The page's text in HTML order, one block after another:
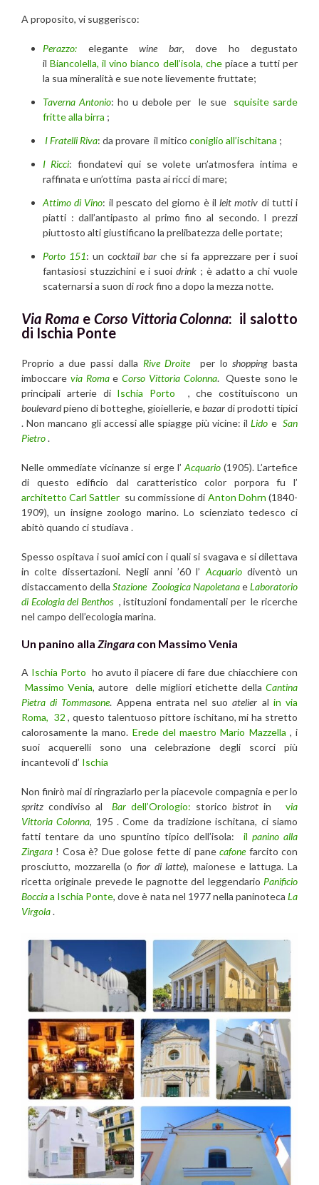
A proposito, vi suggerisco:
Perazzo: elegante wine bar, dove ho degustato
ilBiancolella, il vino bianco dell’isola, chepiace a tutti per
la sua mineralità e sue note lievemente fruttate;
Taverna Antonio: ho u debole per le sue squisite sarde
fritte alla birra ;
I Fratelli Riva: da provare il mitico coniglio all’ischitana ;
I Ricci: fiondatevi qui se volete un’atmosfera intima e
raffinata e un’ottima pasta ai ricci di mare;
Attimo di Vino: il pescato del giorno è illeit motiv di tutti i
piatti : dall’antipasto al primo fino al secondo. I prezzi
piuttosto alti giustificano la prelibatezza delle portate;
Porto 151: un cocktail bar che si fa apprezzare per i suoi
fantasiosi stuzzichini e i suoidrink ; è adatto a chi vuole
scaternarsi a suon dirockfino a dopo la mezza notte.
Via Romae Corso Vittoria Colonna: il salotto
di Ischia Ponte
Proprio a due passi dalla Rive Droite per loshoppingbasta
imboccare via Roma eCorso Vittoria Colonna. Queste sono le
principali arterie di Ischia Porto , che costituiscono un
boulevardpieno di botteghe, gioiellerie, ebazardi prodotti tipici
. Non mancano gli accessi alle spiagge più vicine: ilLido eSan
Pietro.
Nelle ommediate vicinanze si erge l’ Acquario(1905). L’artefice
di questo edificio dal caratteristico color porpora fu l’
architetto Carl Sattler su commissione di Anton Dohrn (1840-
1909), un insigne zoologo marino. Lo scienziato tedesco ci
abitò quando ci studiava .
Spesso ospitava i suoi amici con i quali si svagava e si dilettava
in colte dissertazioni. Negli anni ’60 l’ Acquario diventò un
distaccamento dellaStazione Zoologica NapoletanaeLaboratorio
di Ecologia del Benthos , istituzioni fondamentali per le ricerche
nel campo dell’ecologia marina.
Un panino alla Zingara con Massimo Venia
A Ischia Porto ho avuto il piacere di fare due chiacchiere con
Massimo Venia, autore delle migliori etichette della Cantina
Pietra di Tommasone. Appena entrata nel suoatelier al in via
Roma, 32 , questo talentuoso pittore ischitano, mi ha stretto
calorosamente la mano. Erede del maestro Mario Mazzella , i
suoi acquerelli sono una celebrazione degli scorci più
incantevoli d’ Ischia
Non finirò mai di ringraziarlo per la piacevole compagnia e per lo
spritz condiviso alBar dell’Orologio: storico bistrotin via
Vittoria Colonna, 195 . Come da tradizione ischitana, ci siamo
fatti tentare da uno spuntino tipico dell’isola: il panino alla
Zingara ! Cosa è? Due golose fette di panecafonefarcito con
prosciutto, mozzarella (o fior di latte), maionese e lattuga. La
ricetta originale prevede le pagnotte del leggendario Panificio
Bocciaa Ischia Ponte, dove è nata nel 1977 nella paninotecaLa
Virgola.